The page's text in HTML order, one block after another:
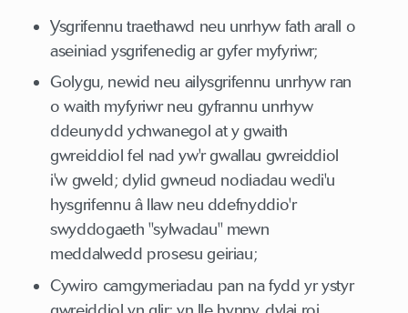
Ysgrifennu traethawd neu unrhyw fath arall o
aseiniad ysgrifenedig ar gyfer myfyriwr;
Golygu, newid neu ailysgrifennu unrhyw ran
o waith myfyriwr neu gyfrannu unrhyw
ddeunydd ychwanegol at y gwaith
gwreiddiol fel nad yw'r gwallau gwreiddiol
i'w gweld; dylid gwneud nodiadau wedi'u
hysgrifennu â llaw neu ddefnyddio'r
swyddogaeth "sylwadau" mewn
meddalwedd prosesu geiriau;
Cywiro camgymeriadau pan na fydd yr ystyr